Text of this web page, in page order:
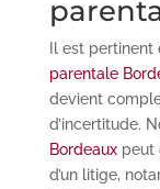
Il est pertinent
parentale
devient
d’incertitude.
Bordeauxpeut
d’un litige,